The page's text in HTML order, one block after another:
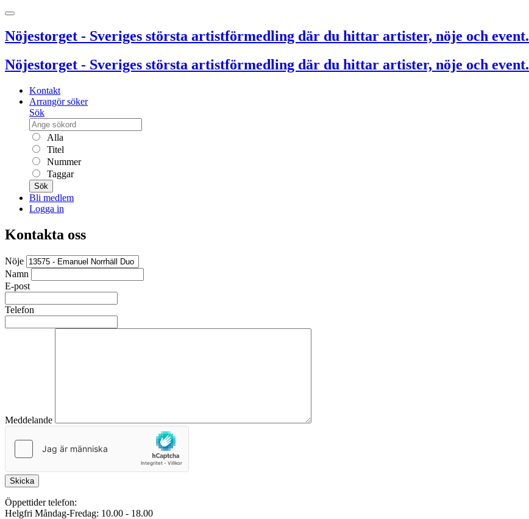
Nöjestorget - Sveriges största artistförmedling där du hittar artister, nöje och event.
Nöjestorget - Sveriges största artistförmedling där du hittar artister, nöje och event.
Kontakt
Arrangör söker
Sök
Alla
Titel
Nummer
Taggar
Sök
Bli medlem
Logga in
Kontakta oss
Nöje
Namn
E-post
Telefon
Meddelande
Skicka
Öppettider telefon:
Helgfri Måndag-Fredag: 10.00 - 18.00